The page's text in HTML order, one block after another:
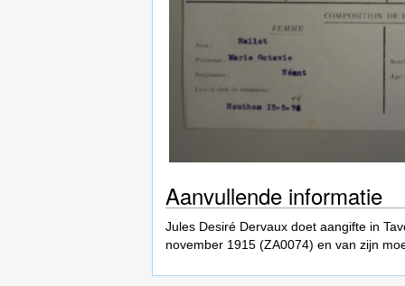
Aanvullende informatie
Jules Desiré Dervaux doet aangifte in
november 1915 (ZA0074) en van zijn